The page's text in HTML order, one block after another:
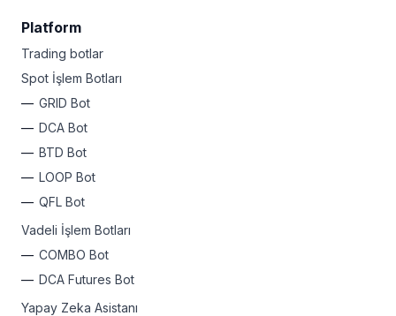
Platform
Trading botlar
Spot İşlem Botları
GRID Bot
DCA Bot
BTD Bot
LOOP Bot
QFL Bot
Vadeli İşlem Botları
COMBO Bot
DCA Futures Bot
Yapay Zeka Asistanı